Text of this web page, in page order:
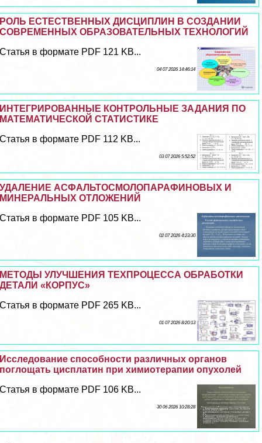
РОЛЬ ЕСТЕСТВЕННЫХ ДИСЦИПЛИН В СОЗДАНИИ
СОВРЕМЕННЫХ ОБРАЗОВАТЕЛЬНЫХ ТЕХНОЛОГИЙ
Статья в формате PDF 121 KB...
04 07 2026 14:46:14
ИНТЕГРИРОВАННЫЕ КОНТРОЛЬНЫЕ ЗАДАНИЯ ПО
МАТЕМАТИЧЕСКОЙ СТАТИСТИКЕ
Статья в формате PDF 112 KB...
03 07 2026 5:52:52
УДАЛЕНИЕ АСФАЛЬТОСМОЛОПАРАФИНОВЫХ И
МИНЕРАЛЬНЫХ ОТЛОЖЕНИЙ
Статья в формате PDF 105 KB...
02 07 2026 4:23:30
МЕТОДЫ УЛУЧШЕНИЯ ТЕХПРОЦЕССА ОБРАБОТКИ
ДЕТАЛИ «КОРПУС»
Статья в формате PDF 265 KB...
01 07 2026 8:20:13
Исследование способности различных органов
поглощать цисплатин при химиотерапии опухолей
Статья в формате PDF 106 KB...
30 06 2026 10:28:28